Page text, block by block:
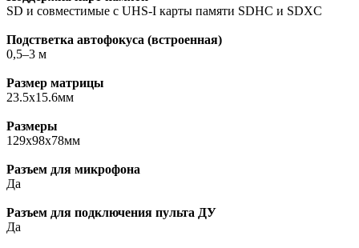
SD и совместимые с UHS-I карты памяти SDHC и SDXC
Подстветка автофокуса (встроенная)
0,5–3 м
Размер матрицы
23.5x15.6мм
Размеры
129x98x78мм
Разъем для микрофона
Да
Разъем для подключения пульта ДУ
Да